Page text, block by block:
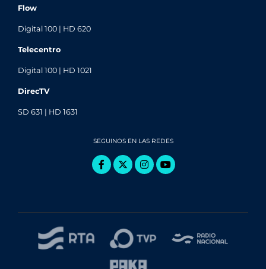
Flow
Digital 100 | HD 620
Telecentro
Digital 100 | HD 1021
DirecTV
SD 631 | HD 1631
SEGUINOS EN LAS REDES